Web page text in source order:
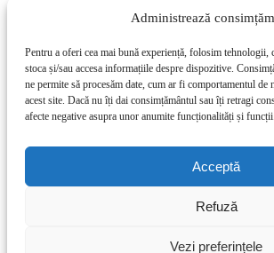
Administrează
Pentru a oferi cea mai bună experiență, folosim
stoca și/sau accesa informațiile despre dispozitive.
ne permite să procesăm date, cum ar fi comportamentul
acest site. Dacă nu îți dai consimțământul sau îți retragi
afecte negative asupra unor anumite funcționalități și funcții.
Acceptă
Refuză
Vezi preferințele